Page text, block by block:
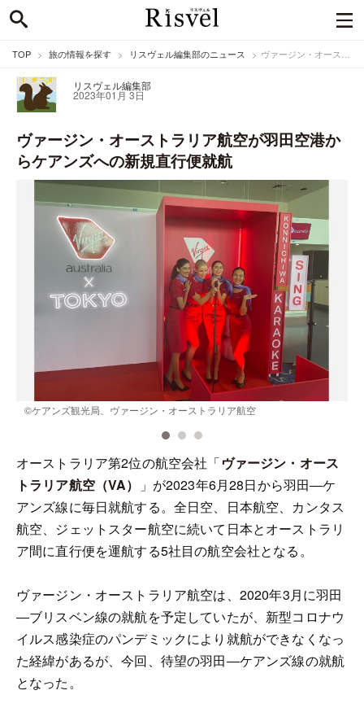
TOP 旅の情報を探す リスヴェル編集部のニュース ヴァージン・オーストラリア航空が羽田空港からケアンズへの新規直行便就航
リスヴェル編集部
2023年01月 3日
ヴァージン・オーストラリア航空が羽田空港か
らケアンズへの新規直行便就航
©︎ケアンズ観光局、ヴァージン・オーストラリア航空
オーストラリア第2位の航空会社「ヴァージン・オース
トラリア航空（VA）
」が2023年6月28日から羽田―ケ
アンズ線に毎日就航する。全日空、日本航空、カンタス
航空、ジェットスター航空に続いて日本とオーストラリ
ア間に直行便を運航する5社目の航空会社となる。
ヴァージン・オーストラリア航空は、2020年3月に羽田
―ブリスベン線の就航を予定していたが、新型コロナウ
イルス感染症のパンデミックにより就航ができなくなっ
た経緯があるが、今回、待望の羽田―ケアンズ線の就航
となった。